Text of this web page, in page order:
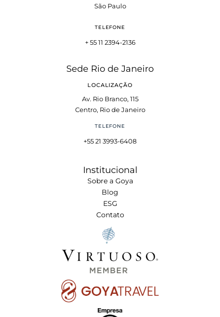
São Paulo
TELEFONE
+ 55 11 2394-2136
Sede Rio de Janeiro
LOCALIZAÇÃO
Av. Rio Branco, 115
Centro, Rio de Janeiro
TELEFONE
+55 21 3993-6408
Institucional
Sobre a Goya
Blog
ESG
Contato